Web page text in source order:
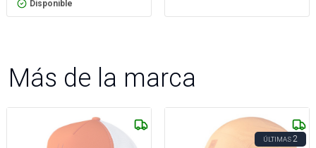
Disponible
Más de la marca
ÚLTIMAS2